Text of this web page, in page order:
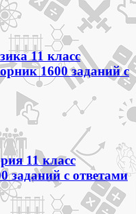
11 класс
1600 заданий с
11 класс
заданий с ответами